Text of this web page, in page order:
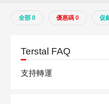
全部 0 優惠碼 0 促
Terstal FAQ
支持轉運